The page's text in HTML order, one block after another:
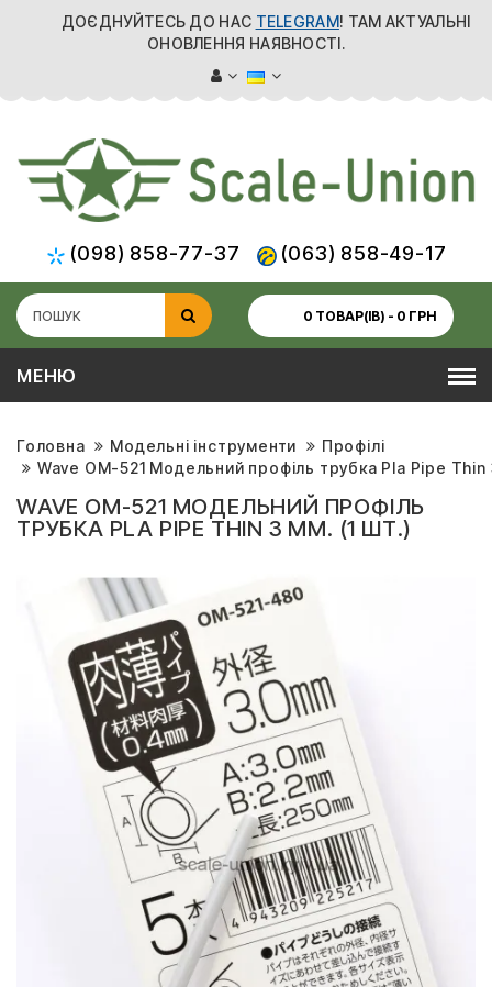
ДОЄДНУЙТЕСЬ ДО НАС TELEGRAM! ТАМ АКТУАЛЬНІ
ОНОВЛЕННЯ НАЯВНОСТІ.
(098) 858-77-37 (063) 858-49-17
0 ТОВАР(ІВ) - 0 ГРН
МЕНЮ
Головна Модельні інструменти
Профілі
Wave OM-521 Модельний профіль трубка Pla Pipe Thin
WAVE OM-521 МОДЕЛЬНИЙ ПРОФІЛЬ
ТРУБКА PLA PIPE THIN 3 ММ. (1 ШТ.)